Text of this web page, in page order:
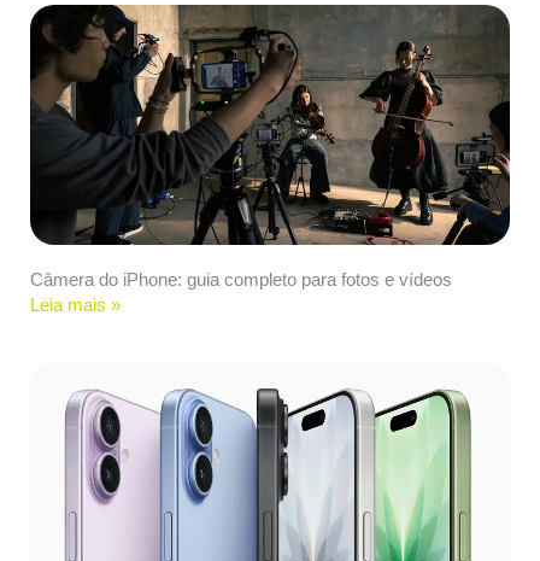
Câmera do iPhone: guia completo para fotos e vídeos
Leia mais »